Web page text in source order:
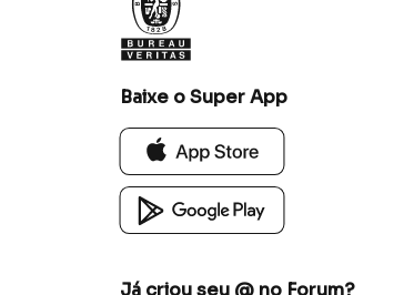
Baixe o Super App